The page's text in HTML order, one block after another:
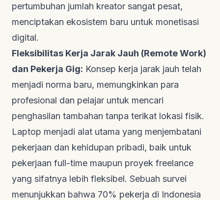
pertumbuhan jumlah kreator sangat pesat,
menciptakan ekosistem baru untuk monetisasi
digital.
Fleksibilitas Kerja Jarak Jauh (Remote Work)
dan Pekerja Gig: Konsep kerja jarak jauh telah
menjadi norma baru, memungkinkan para
profesional dan pelajar untuk mencari
penghasilan tambahan tanpa terikat lokasi fisik.
Laptop menjadi alat utama yang menjembatani
pekerjaan dan kehidupan pribadi, baik untuk
pekerjaan full-time maupun proyek freelance
yang sifatnya lebih fleksibel. Sebuah survei
menunjukkan bahwa 70% pekerja di Indonesia